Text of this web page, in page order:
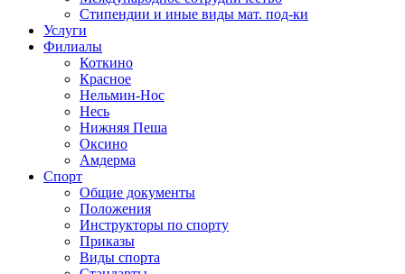
Стипендии и иные виды мат. под-ки
Услуги
Филиалы
Коткино
Красное
Нельмин-Нос
Несь
Нижняя Пеша
Оксино
Амдерма
Спорт
Общие документы
Положения
Инструкторы по спорту
Приказы
Виды спорта